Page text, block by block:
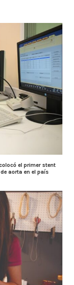
el primer stent
aorta en el país